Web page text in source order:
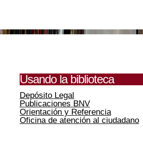
Usando la biblioteca
Depósito Legal
Publicaciones BNV
Orientación y Referencia
Oficina de atención al ciudadano